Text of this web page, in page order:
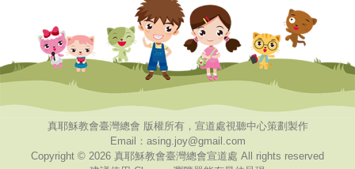
真耶穌教會臺灣總會 版權所有，宣道處視聽中心策劃製作
Email：asing.joy@gmail.com
Copyright © 2026 真耶穌教會臺灣總會宣道處 All rights reserved